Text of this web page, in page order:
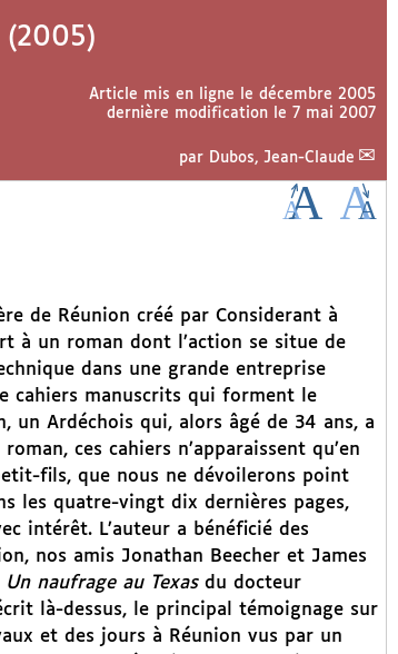
(2005)
Article mis en ligne le décembre 2005
dernière modification le 7 mai 2007
par Dubos, Jean-Claude
de Réunion créé par Considerant à
à un roman dont l’action se situe de
dans une grande entreprise
cahiers manuscrits qui forment le
un Ardéchois qui, alors âgé de 34 ans, a
ces cahiers n’apparaissent qu’en
fils, que nous ne dévoilerons point
les quatre-vingt dix dernières pages,
intérêt. L’auteur a bénéficié des
nos amis Jonathan Beecher et James
Un naufrage au Texasdu docteur
là-dessus, le principal témoignage sur
et des jours à Réunion vus par un